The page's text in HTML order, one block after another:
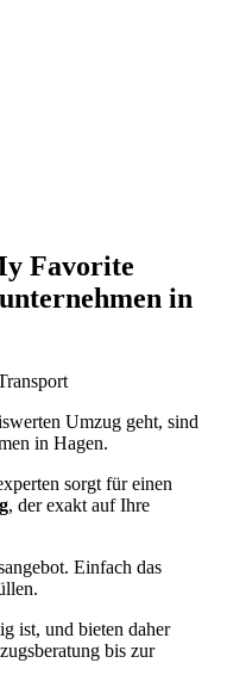
Favorite
in
Umzug geht, sind
in Hagen.
sorgt für einen
, der exakt auf Ihre
Einfach das
ist, und bieten daher
bis zur